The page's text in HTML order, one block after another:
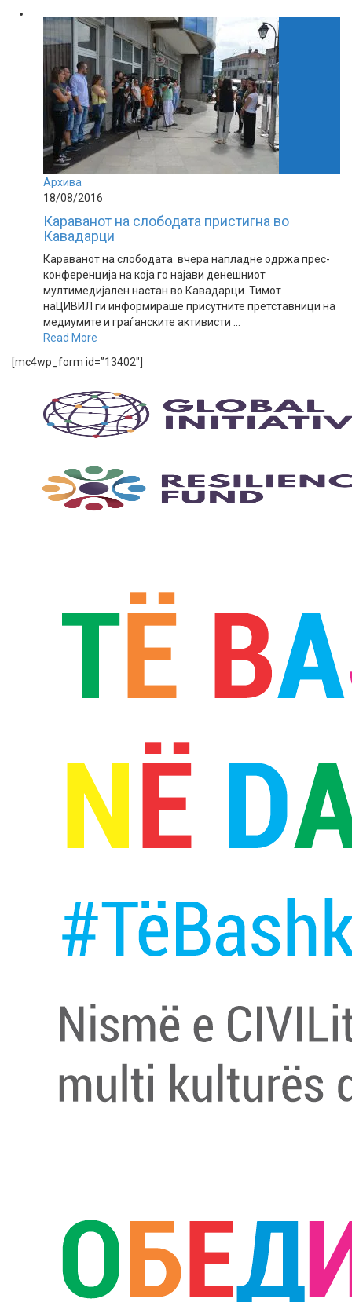
Архива
18/08/2016
Караванот на слободата пристигна во
Кавадарци
Караванот на слободата вчера напладне одржа прес-
конференција на која го најави денешниот
мултимедијален настан во Кавадарци. Тимот
наЦИВИЛ ги информираше присутните претставници на
медиумите и граѓанските активисти ...
Read More
[mc4wp_form id=”13402″]